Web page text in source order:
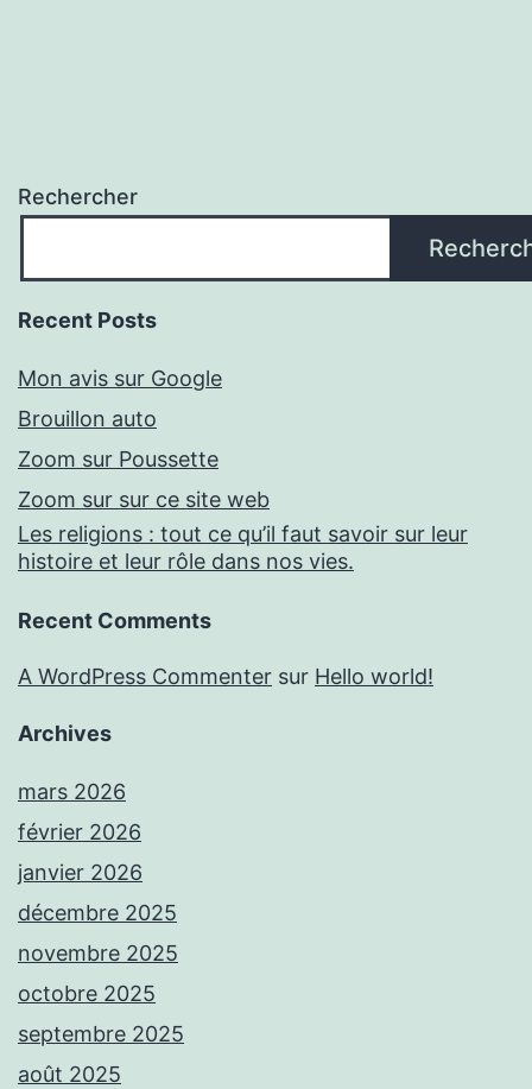
Rechercher
Recent Posts
Mon avis sur Google
Brouillon auto
Zoom sur Poussette
Zoom sur sur ce site web
Les religions : tout ce qu’il faut savoir sur leur
histoire et leur rôle dans nos vies.
Recent Comments
A WordPress Commenter sur Hello world!
Archives
mars 2026
février 2026
janvier 2026
décembre 2025
novembre 2025
octobre 2025
septembre 2025
août 2025